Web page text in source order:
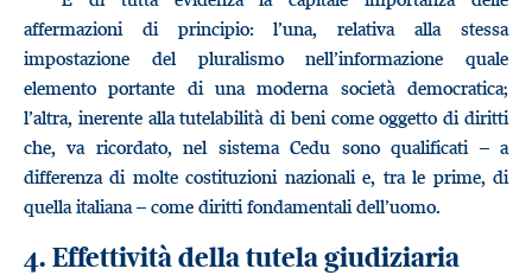
affermazioni di principio: l’una, relativa alla stessa
impostazione del pluralismo nell’informazione quale
elemento portante di una moderna società democratica;
l’altra, inerente alla tutelabilità di beni come oggetto di diritti
che, va ricordato, nel sistema Cedu sono qualificati – a
differenza di molte costituzioni nazionali e, tra le prime, di
quella italiana – come diritti fondamentali dell’uomo.
4. Effettività della tutela giudiziaria